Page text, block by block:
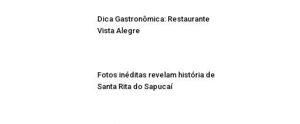
Dica Gastronômica: Restaurante
Vista Alegre
Fotos inéditas revelam história de
Santa Rita do Sapucaí